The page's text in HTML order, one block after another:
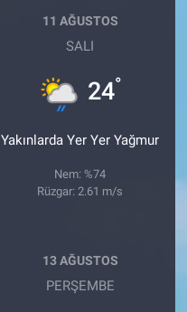
11 AĞUSTOS
SALI
24°
Yakınlarda Yer Yer Yağmur
Nem: %74
Rüzgar: 2.61 m/s
13 AĞUSTOS
PERŞEMBE